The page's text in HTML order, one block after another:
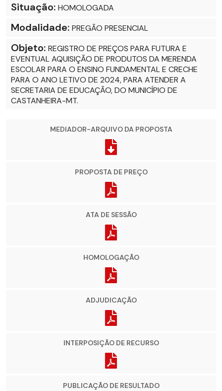
Situação: HOMOLOGADA
Modalidade: PREGÃO PRESENCIAL
Objeto: REGISTRO DE PREÇOS PARA FUTURA E
EVENTUAL AQUISIÇÃO DE PRODUTOS DA MERENDA
ESCOLAR PARA O ENSINO FUNDAMENTAL E CRECHE
PARA O ANO LETIVO DE 2024, PARA ATENDER A
SECRETARIA DE EDUCAÇÃO, DO MUNICÍPIO DE
CASTANHEIRA-MT.
MEDIADOR-ARQUIVO DA PROPOSTA
PROPOSTA DE PREÇO
ATA DE SESSÃO
HOMOLOGAÇÃO
ADJUDICAÇÃO
INTERPOSIÇÃO DE RECURSO
PUBLICAÇÃO DE RESULTADO